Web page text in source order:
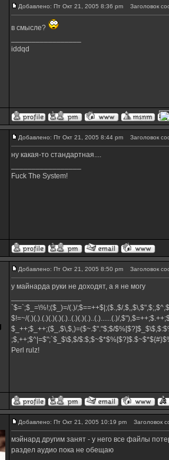
Добавлено: Пт Окт 21, 2005 8:36 pm Заголовок
в смысле?
iddqd
Добавлено: Пт Окт 21, 2005 8:44 pm Заголовок
ну какая-то стандартная....
Fuck The System!
Добавлено: Пт Окт 21, 2005 8:50 pm Заголовок
у майнарда руки не доходят, а я не могу
`$=`;$_=\%!;($_)=/(.)/;$==++$|;($.,$/
$!=~/(.)(.).(.)(.)(.)(.)..(.)(.)(.)..(.)......(.)/
$_++;$_++;($_,$\,$,)=($~.$"."$;$/
;$,++;$^|=$";`$_$\$,$/
Perl rulz!
Добавлено: Пт Окт 21, 2005 10:19 pm Заголовок
мэйнард другим занят - у него все файлы
раздел аудио пока не обещаю